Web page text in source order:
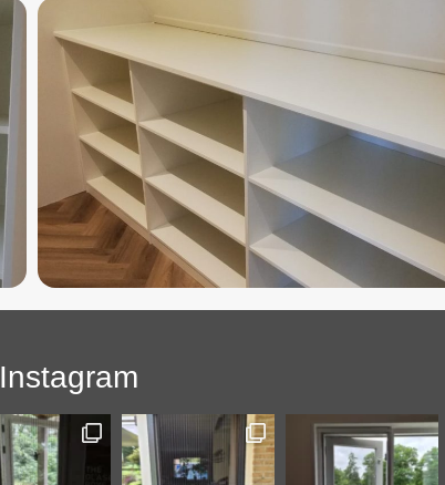
Instagram